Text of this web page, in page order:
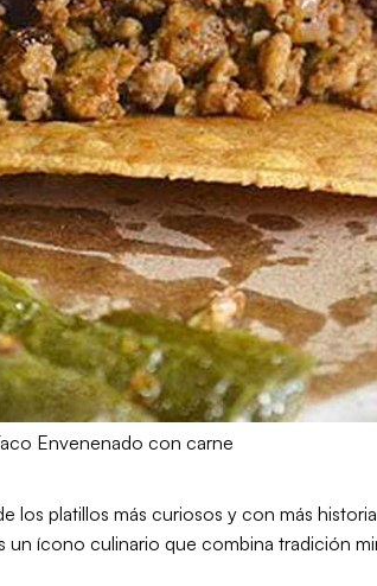
Envenenado con carne
los platillos más curiosos y con más
ícono culinario que combina tradición